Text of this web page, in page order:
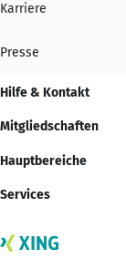
Karriere
Presse
Hilfe & Kontakt
Mitgliedschaften
Hauptbereiche
Services